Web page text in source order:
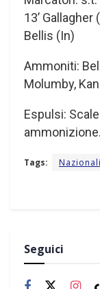
13’ Gallagher
Bellis (In)
Ammoniti:
Molumby,
Espulsi:
ammonizione.
Tags: Nazionali
Seguici